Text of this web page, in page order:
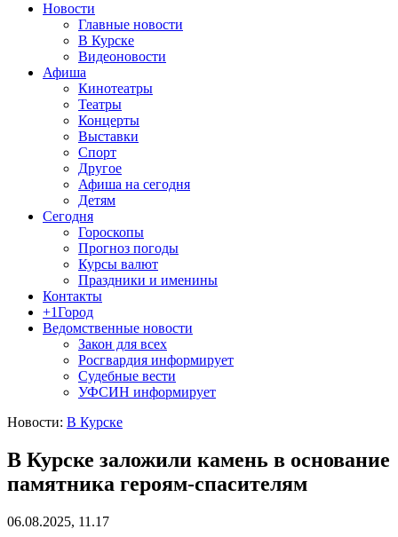
Новости
Главные новости
В Курске
Видеоновости
Афиша
Кинотеатры
Театры
Концерты
Выставки
Спорт
Другое
Афиша на сегодня
Детям
Сегодня
Гороскопы
Прогноз погоды
Курсы валют
Праздники и именины
Контакты
+1Город
Ведомственные новости
Закон для всех
Росгвардия информирует
Судебные вести
УФСИН информирует
Новости: В Курске
В Курске заложили камень в основание
памятника героям-спасителям
06.08.2025, 11.17